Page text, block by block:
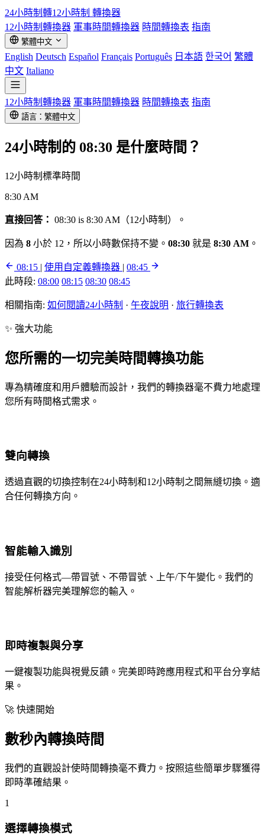
24小時制轉12小時制 轉換器
12小時制轉換器 軍事時間轉換器 時間轉換表 指南
繁體中文
English Deutsch Español Français Português 日本語 한국어 繁體
中文 Italiano
12小時制轉換器 軍事時間轉換器 時間轉換表 指南
語言：繁體中文
24小時制的 08:30 是什麼時間？
12小時制標準時間
8:30 AM
直接回答： 08:30 is 8:30 AM（12小時制）。
因為 8 小於 12，所以小時數保持不變。 08:30 就是 8:30 AM 。
08:15 | 使用自定義轉換器 | 08:45
此時段: 08:00 08:15 08:30 08:45
相關指南: 如何閱讀24小時制 · 午夜說明 · 旅行轉換表
✨ 強大功能
您所需的一切完美時間轉換功能
專為精確度和用戶體驗而設計，我們的轉換器毫不費力地處理
您所有時間格式需求。
雙向轉換
透過直觀的切換控制在24小時制和12小時制之間無縫切換。適
合任何轉換方向。
智能輸入識別
接受任何格式—帶冒號、不帶冒號、上午/下午變化。我們的
智能解析器完美理解您的輸入。
即時複製與分享
一鍵複製功能與視覺反饋。完美即時跨應用程式和平台分享結
果。
🚀 快速開始
數秒內轉換時間
我們的直觀設計使時間轉換毫不費力。按照這些簡單步驟獲得
即時準確結果。
1
選擇轉換模式